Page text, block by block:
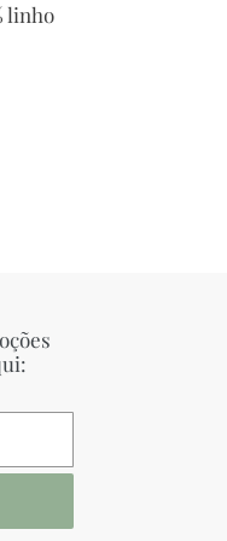
linho